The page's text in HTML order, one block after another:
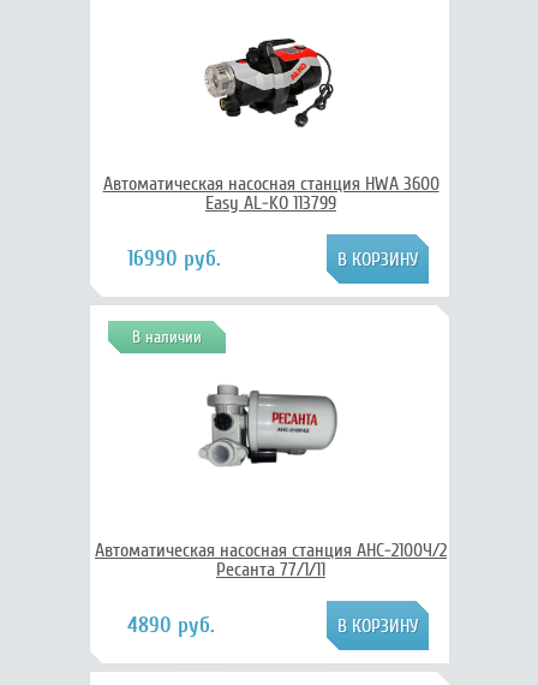
Автоматическая насосная станция HWA 3600
Easy AL-KO 113799
16990 руб.
В наличии
Автоматическая насосная станция АНС-2100Ч/2
Ресанта 77/1/11
4890 руб.